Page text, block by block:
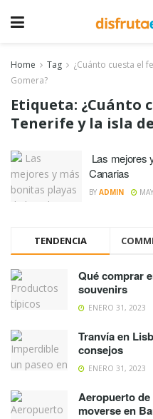
Home Tag
¿Cuánto cuesta el
Gomera?
Etiqueta: ¿Cuánto
Tenerife y la isla
Las mejores
Canarias
BY ADMIN
TENDENCIA
Qué comprar
souvenirs
ENERO 31, 2023
Tranvía en
consejos
ENERO 31, 2023
Aeropuerto
moverse en